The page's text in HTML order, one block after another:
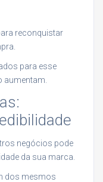
reconquistar
para esse
aumentam.
negócios pode
da sua marca.
dos mesmos